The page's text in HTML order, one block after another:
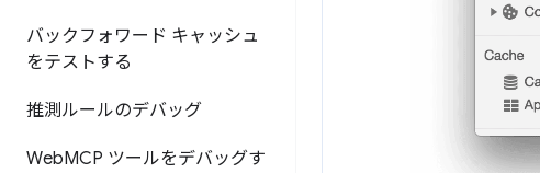
バックフォワード キャッシュ
をテストする
推測ルールのデバッグ
WebMCP ツールをデバッグす